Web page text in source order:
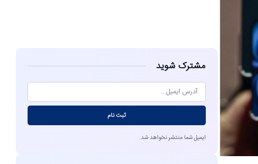
مشترک شوید
ثبت نام
ایمیل شما منتشر نخواهد شد.